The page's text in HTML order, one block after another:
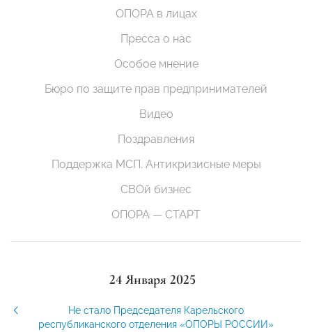
ОПОРА в лицах
Пресса о нас
Особое мнение
Бюро по защите прав предпринимателей
Видео
Поздравления
Поддержка МСП. Антикризисные меры
СВОй бизнес
ОПОРА — СТАРТ
24 Января 2025
Не стало Председателя Карельского
республиканского отделения «ОПОРЫ РОССИИ»